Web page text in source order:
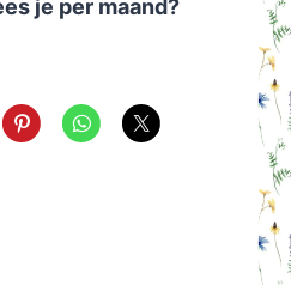
je per maand?